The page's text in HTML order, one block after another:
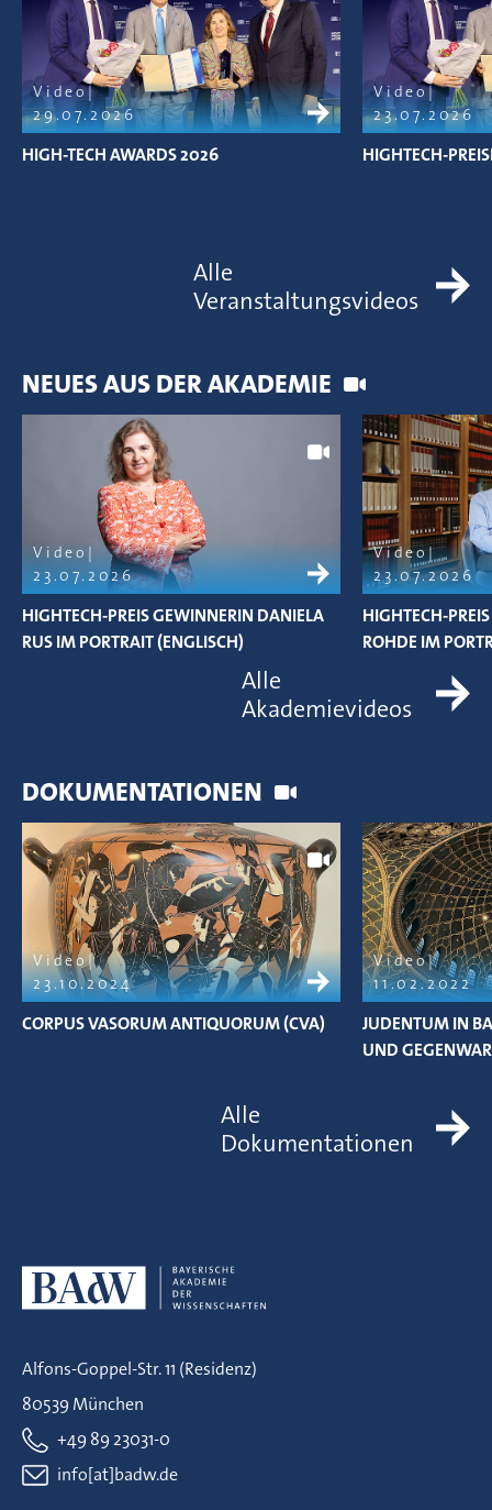
Video
29.07.2026
HIGH-TECH AWARDS 2026
Video
23.07.2026
HIGHTECH-
Alle
Veranstaltungsvideos
NEUES AUS DER AKADEMIE
Video
23.07.2026
HIGHTECH-PREIS GEWINNERIN DANIELA
RUS IM PORTRAIT (ENGLISCH)
Video
23.07.2026
HIGHTECH-
ROHDE IM
Alle
Akademievideos
DOKUMENTATIONEN
Video
23.10.2024
CORPUS VASORUM ANTIQUORUM (CVA)
Video
11.02.2022
JUDENTUM IN
UND
Alle
Dokumentationen
Alfons-Goppel-Str. 11 (Residenz)
80539 München
+49 89 23031-0
info[at]badw.de